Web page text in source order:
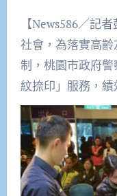
【News586／記
社會，為落實高
制，桃園市政府
紋捺印」服務，績